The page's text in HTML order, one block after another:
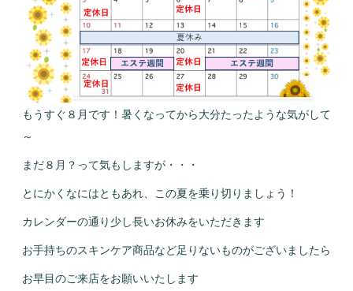
もうすぐ８月です！暑くなってから大分たったような気がして
～
まだ８月？って気もしますが・・・
とにかくなにはともあれ、この夏を乗り切りましょう！
カレンダーの通り少し長いお休みをいただきます
お手持ちのスキンケア商品など足りないものがございましたら
お早目のご来店をお願いいたします